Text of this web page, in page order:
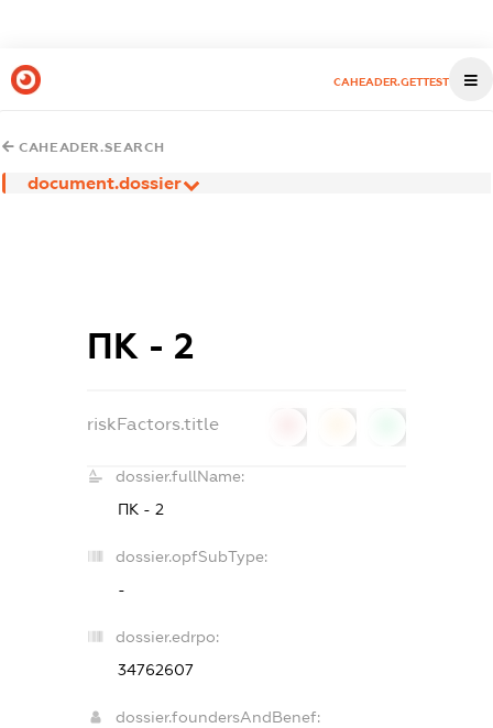
CAHEADER.GETTEST
CAHEADER.SEARCH
document.dossier
ПК - 2
riskFactors.title
dossier.fullName:
ПК - 2
dossier.opfSubType:
-
dossier.edrpo:
34762607
dossier.foundersAndBenef: